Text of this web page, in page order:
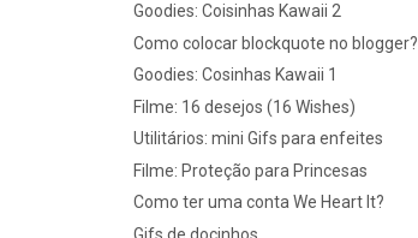
Goodies: Coisinhas Kawaii 2
Como colocar blockquote no blogger?
Goodies: Cosinhas Kawaii 1
Filme: 16 desejos (16 Wishes)
Utilitários: mini Gifs para enfeites
Filme: Proteção para Princesas
Como ter uma conta We Heart It?
Gifs de docinhos